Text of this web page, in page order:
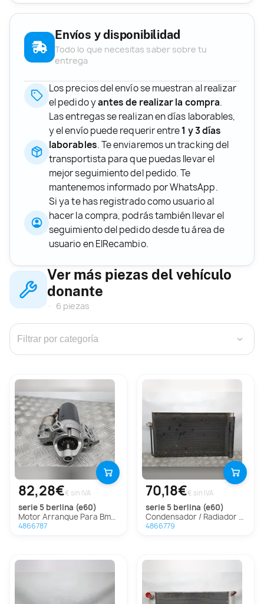
Envíos y disponibilidad
Todo lo que necesitas saber sobre tu
entrega
Los precios del envío se muestran al realizar
el pedido yantes de realizar la compra.
Las entregas se realizan en días laborables,
y el envío puede requerir entre1 y 3 días
laborables. Te enviaremos un tracking del
transportista para que puedas llevar el
mejor seguimiento del pedido. Te
mantenemos informado por WhatsApp.
Si ya te has registrado como usuario al
hacer la compra, podrás también llevar el
seguimiento del pedido desde tu área de
usuario en ElRecambio.
Ver más piezas del vehículo
donante
6 piezas
›
82,28€€ sin IVA
serie 5 berlina (e60)
Motor Arranque Para Bmw Serie 5 Berlina
4866787
70,18€€ sin IVA
serie 5 berlina (e60)
Condensador / Radiador Aire Acondicionado Para Bmw Serie 5 Berlina
4866779